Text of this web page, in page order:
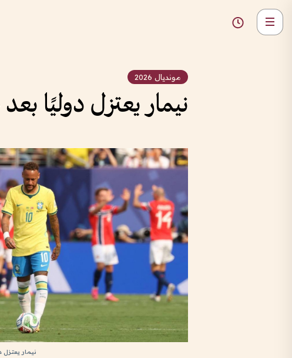
مونديال 2026
نيمار يعتزل دوليًا
نيمار يعتزل